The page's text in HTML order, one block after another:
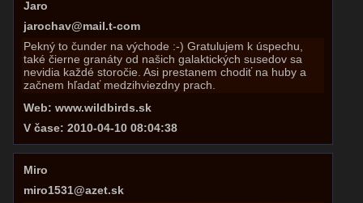
Jaro
jarochav@mail.t-com
Pekný to čunder na východe :-) Gratulujem k úspechu,
také čierne granáty od našich galaktických susedov sa
nevidia každé storočie. Asi prestanem chodiť na huby a
začnem hľadať medzihviezdny prach.
Web: www.wildbirds.sk
V čase: 2010-04-10 08:04:38
Miro
miro1531@azet.sk